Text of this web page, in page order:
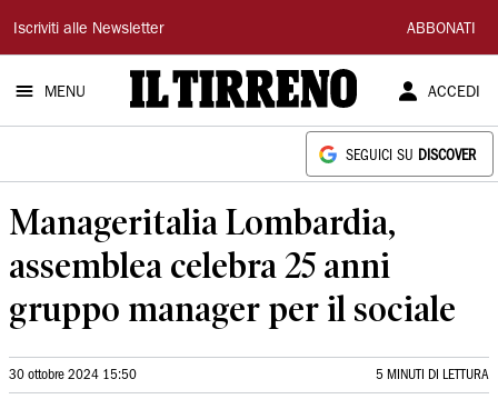
Il
Tirreno
Iscriviti alle Newsletter ABBONATI
MENU ACCEDI
SEGUICI SU DISCOVER
Manageritalia Lombardia,
assemblea celebra 25 anni
gruppo manager per il sociale
30 ottobre 2024 15:50 5 MINUTI DI LETTURA